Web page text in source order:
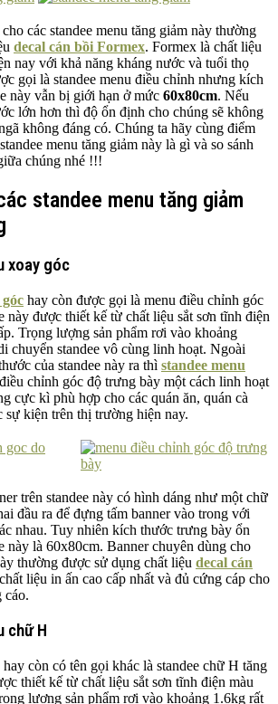
các standee menu tăng giảm này thường
decal cán bồi Formex. Formex là chất liệu
nay với khả năng kháng nước và tuổi thọ
gọi là standee menu điều chỉnh nhưng kích
này vẫn bị giới hạn ở mức 60x80cm. Nếu
lớn hơn thì độ ổn định cho chúng sẽ không
không đáng có. Chúng ta hãy cùng điểm
menu tăng giảm này là gì và so sánh
chúng nhé !!!
standee menu tăng giảm
xoay góc
hay còn được gọi là menu điều chỉnh góc
này được thiết kế từ chất liệu sắt sơn tĩnh điện
Trọng lượng sản phẩm rơi vào khoảng
chuyển standee vô cùng linh hoạt. Ngoài
của standee này ra thì standee menu
chỉnh góc độ trưng bày một cách linh hoạt
cực kì phù hợp cho các quán ăn, quán cà
sự kiện trên thị trường hiện nay.
trên standee này có hình dáng như một chữ
đầu ra để đựng tấm banner vào trong với
nhau. Tuy nhiên kích thước trưng bày ổn
này là 60x80cm. Banner chuyên dùng cho
thường được sử dụng chất liệu decal cán
liệu in ấn cao cấp nhất và đủ cứng cáp cho
cáo.
chữ H
còn có tên gọi khác là standee chữ H tăng
thiết kế từ chất liệu sắt sơn tĩnh điện màu
lượng sản phẩm rơi vào khoảng 1.6kg rất